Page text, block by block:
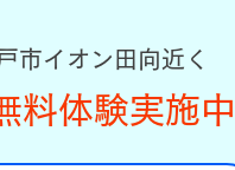
市イオン田向近く
料体験実施中